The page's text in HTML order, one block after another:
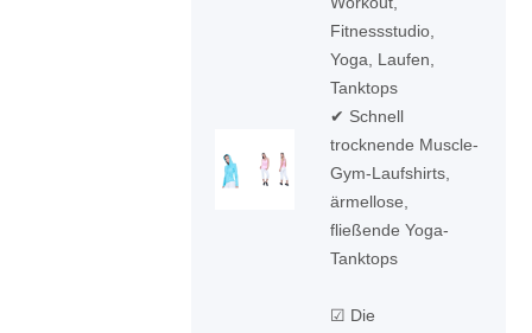
Fitnessstudio,
Yoga, Laufen,
Tanktops
✔ Schnell
trocknende Muscle-
Gym-Laufshirts,
ärmellose,
fließende Yoga-
Tanktops
☑ Die